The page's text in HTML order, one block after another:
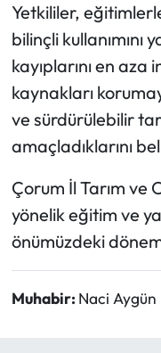
Yetkililer,
bilinçli kullanımını
kayıplarını en
kaynakları
ve sürdürülebilir
amaçladıklarını
Çorum İl Tarım ve
yönelik eğitim ve
önümüzdeki
Muhabir: Naci Aygün
Turizm
Uğurludağ
Yaşam
Yayla Haber
Yemek Tarifleri
Yerel Haberler